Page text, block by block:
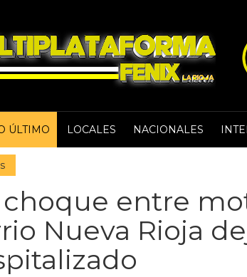
ÚLTIMO LOCALES NACIONALES
choque entre
Nueva Rioja